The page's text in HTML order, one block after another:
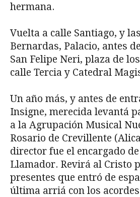
hermana.
Vuelta a calle Santiago, y
Bernardas, Palacio, antes
San Felipe Neri, plaza de
calle Tercia y Catedral
Un año más, y antes de
Insigne, merecida levantá
a la Agrupación Musical
Rosario de Crevillente
director fue el encargado
Llamador. Revirá al Cristo
presentes que entró de
última arriá con los